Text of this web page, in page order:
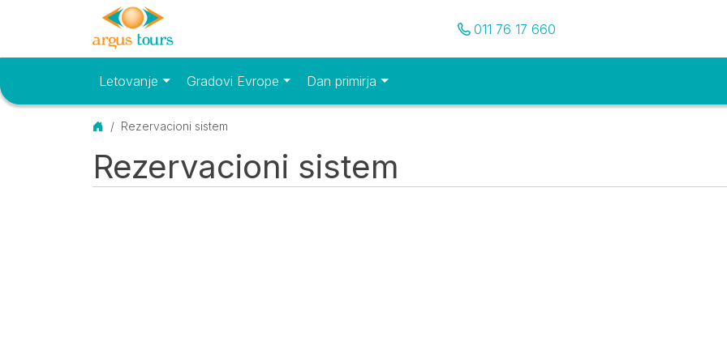
Pozovite nas
011 76 17 660
Osnovni meniLetovanje Gradovi Evrope Dan primirja
Početna
Rezervacioni sistem
Rezervacioni sistem